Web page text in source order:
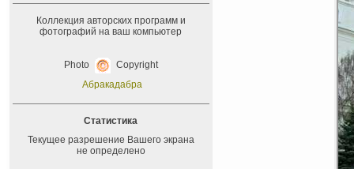
Коллекция авторских программ и
фотографий на ваш компьютер
Photo
Copyright
Абракадабра
Статистика
Текущее разрешение Вашего экрана
не определено